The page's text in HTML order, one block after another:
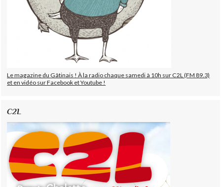
Le magazine du Gâtinais ! À la radio chaque samedi à 10h sur C2L (FM 89.3)
et en vidéo sur Facebook et Youtube !
C2L